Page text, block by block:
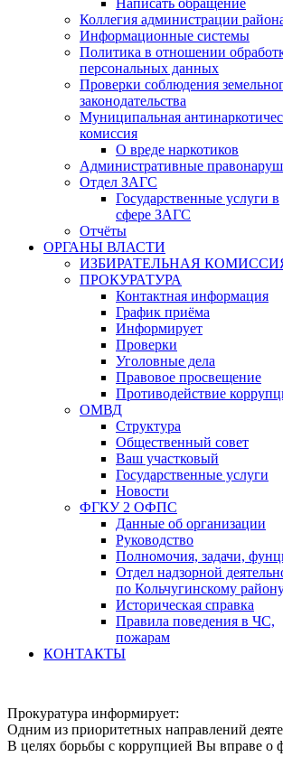
Написать обращение
Коллегия администрации
Информационные системы
Политика в отношении
персональных данных
Проверки соблюдения
законодательства
Муниципальная
комиссия
О вреде наркотиков
Административные
Отдел ЗАГС
Государственные услуги в
сфере ЗАГС
Отчёты
ОРГАНЫ ВЛАСТИ
ИЗБИРАТЕЛЬНАЯ
ПРОКУРАТУРА
Контактная информация
График приёма
Информирует
Проверки
Уголовные дела
Правовое просвещение
Противодействие
ОМВД
Структура
Общественный совет
Ваш участковый
Государственные услуги
Новости
ФГКУ 2 ОФПС
Данные об организации
Руководство
Полномочия, задачи,
Отдел надзорной
по Кольчугинскому
Историческая справка
Правила поведения в ЧС,
пожарам
КОНТАКТЫ
Прокуратура информирует:
Одним из приоритетных направлений
В целях борьбы с коррупцией Вы вправе о